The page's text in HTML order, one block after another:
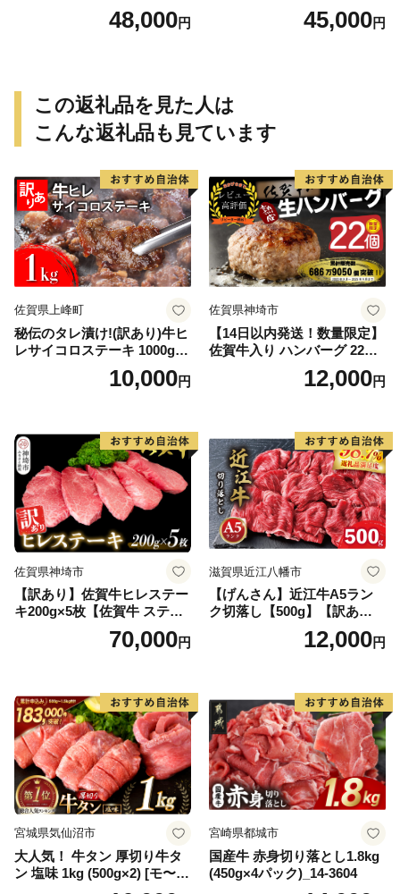
48,000円
ルキャベツ（6P入り）
45,000円
この返礼品を見た人は
こんな返礼品も見ています
佐賀県上峰町
秘伝のタレ漬け!(訳あり)牛ヒ
レサイコロステーキ 1000g
10,000円
佐賀県神埼市
【14日以内発送！数量限定】
佐賀牛入り ハンバーグ 22個
2.6kg(120g×22個)【佐賀牛
黒毛和牛 ブランド牛 九州 ハ
気】(H083106)
12,000円
佐賀県神埼市
【訳あり】佐賀牛ヒレステー
キ200g×5枚【佐賀牛 ステー
キ ブランド肉 ヒレ肉 フィレ
肉 ジューシー ヘルシー】(H0
70,000円
滋賀県近江八幡市
【げんさん】近江牛A5ラン
ク切落し【500g】【訳あり】
12,000円
宮城県気仙沼市
大人気！ 牛タン 厚切り牛タ
ン 塩味 1kg (500g×2) [モ〜ラ
ンド 宮城県 気仙沼市 205646
宮崎県都城市
国産牛 赤身切り落とし1.8kg
(450g×4パック)_14-3604